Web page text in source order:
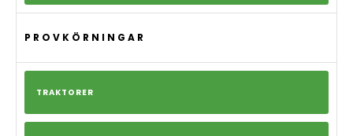
PROVKÖRNINGAR
TRAKTORER